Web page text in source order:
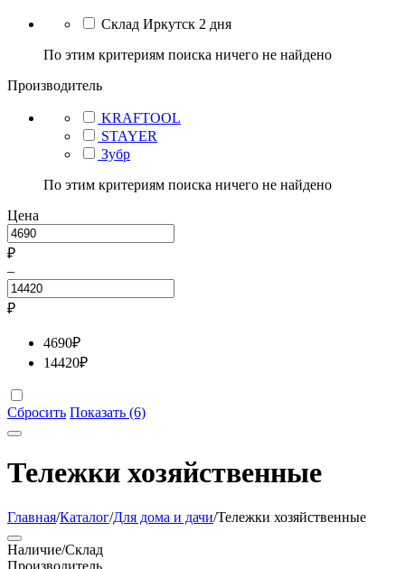
Склад Иркутск 2 дня
По этим критериям поиска ничего не найдено
Производитель
KRAFTOOL
STAYER
Зубр
По этим критериям поиска ничего не найдено
Цена
₽
–
₽
4690₽
14420₽
Сбросить Показать (6)
Тележки хозяйственные
Главная/Каталог/Для дома и дачи/Тележки хозяйственные
Наличие/Склад
Производитель